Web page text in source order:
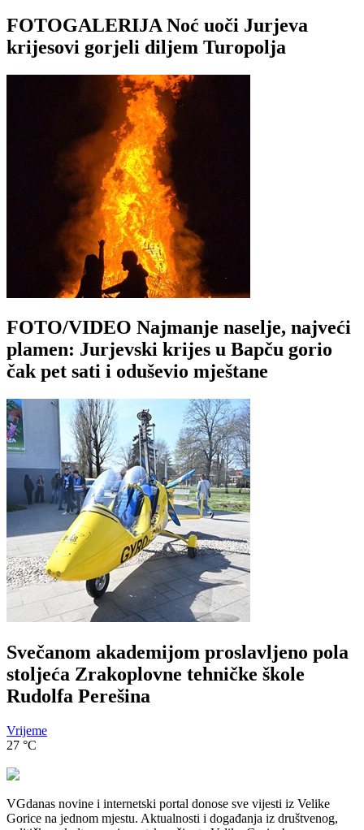
FOTOGALERIJA Noć uoči Jurjeva
krijesovi gorjeli diljem Turopolja
FOTO/VIDEO Najmanje naselje, najveći
plamen: Jurjevski krijes u Bapču gorio
čak pet sati i oduševio mještane
Svečanom akademijom proslavljeno pola
stoljeća Zrakoplovne tehničke škole
Rudolfa Perešina
Vrijeme
27 °C
VGdanas novine i internetski portal donose sve vijesti iz Velike
Gorice na jednom mjestu. Aktualnosti i događanja iz društvenog,